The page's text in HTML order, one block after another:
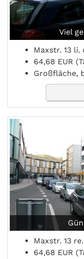
Viel
Maxstr. 13 li.
64,68 EUR
Großfläche,
Maxstr. 13
64,68 EUR